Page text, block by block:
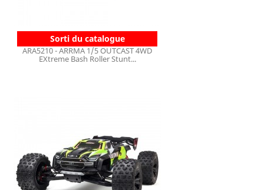
Sorti du catalogue
ARA5210 - ARRMA 1/5 OUTCAST 4WD
EXtreme Bash Roller Stunt...